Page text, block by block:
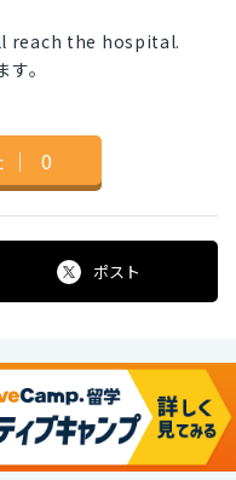
reach the hospital.
。
｜ 0
ポスト